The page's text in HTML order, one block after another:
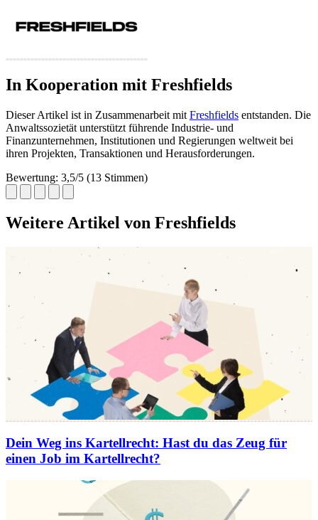
In Kooperation mit Freshfields
Dieser Artikel ist in Zusammenarbeit mit Freshfields entstanden. Die
Anwaltssozietät unterstützt führende Industrie- und
Finanzunternehmen, Institutionen und Regierungen weltweit bei
ihren Projekten, Transaktionen und Herausforderungen.
Bewertung: 3,5/5 (13 Stimmen)
Weitere Artikel von Freshfields
Dein Weg ins Kartellrecht: Hast du das Zeug für
einen Job im Kartellrecht?